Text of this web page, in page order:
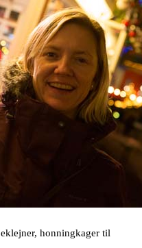
honningkager til